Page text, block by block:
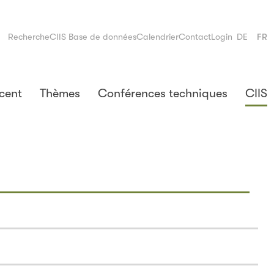
RechercheCIIS Base de donnéesCalendrierContactLogin DE FR
Thèmes Conférences techniques CIIS